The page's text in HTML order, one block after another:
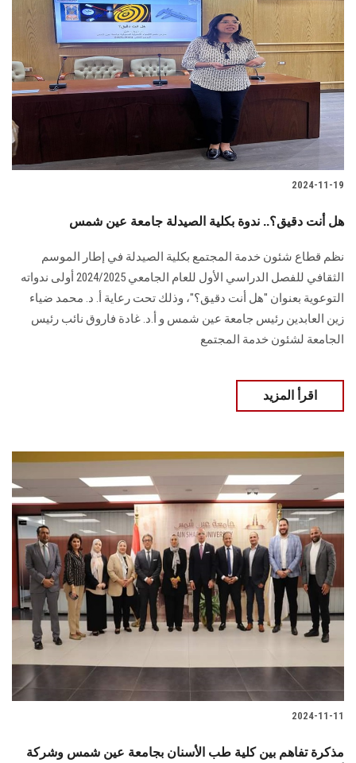
2024-11-19
هل أنت دقيق؟.. ندوة بكلية الصيدلة جامعة عين شمس
نظم قطاع شئون خدمة المجتمع بكلية الصيدلة في إطار الموسم
‏الثقافي للفصل الدراسي الأول للعام الجامعي 2024/2025 أولى ندواته
التوعوية بعنوان "هل ‏أنت دقيق؟"، وذلك تحت رعاية أ. د. محمد ضياء
زين العابدين رئيس جامعة عين شمس و أ.د. غادة فاروق نائب رئيس
الجامعة لشئون خدمة المجتمع
اقرأ المزيد
2024-11-11
مذكرة تفاهم بين كلية طب الأسنان بجامعة عين شمس وشركة